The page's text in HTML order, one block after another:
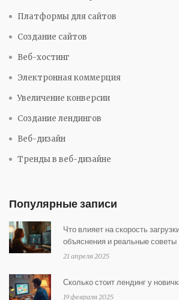
Платформы для сайтов
Создание сайтов
Веб-хостинг
Электронная коммерция
Увеличение конверсии
Создание лендингов
Веб-дизайн
Тренды в веб-дизайне
Популярные записи
Что влияет на скорость
объяснения и реальные советы
21 апреля 2025
Сколько стоит лендинг у
19 февраля 2025